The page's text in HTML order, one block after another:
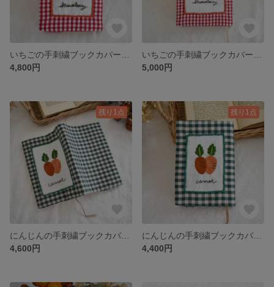
4,800円
5,000円
残り1点
4,600円
残り1点
4,400円